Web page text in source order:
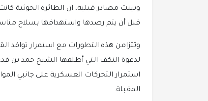
وبينت مصادر قبلية، ان الطائرة الحوثية
قبل أن يتم رصدها واستهدافها بسلاح
وتتزامن هذه التطورات مع استمرار توافد
لدعوة النكف التي أطلقها الشيخ حمد بن
استمرار التحركات العسكرية على جانبي
المقبلة.